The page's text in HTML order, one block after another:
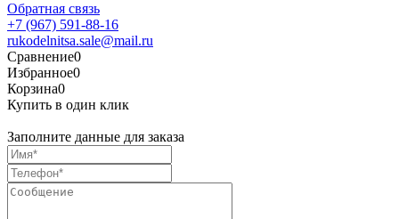
Обратная связь
+7 (967) 591-88-16
rukodelnitsa.sale@mail.ru
Сравнение0
Избранное0
Корзина0
Купить в один клик
Заполните данные для заказа